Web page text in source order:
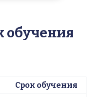
обучения
Срок обучения